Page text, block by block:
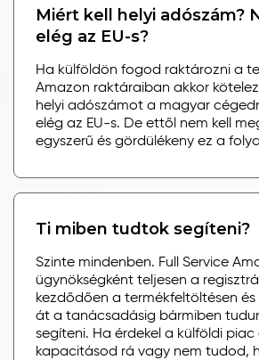
Miért kell helyi adószám?
elég az EU-s?
Ha külföldön fogod raktározni a
Amazon raktáraiban akkor
helyi adószámot a magyar
elég az EU-s. De ettől nem kell
egyszerű és gördülékeny ez a
Ti miben tudtok segíteni?
Szinte mindenben. Full Service
ügynökségként teljesen a
kezdődően a termékfeltöltésen
át a tanácsadásig bármiben
segíteni. Ha érdekel a külföldi piac
kapacitásod rá vagy nem tudod,